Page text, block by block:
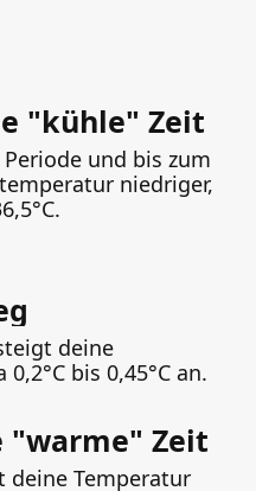
"kühle" Zeit
und bis zum
niedriger,
deine
bis 0,45°C an.
"warme" Zeit
deine Temperatur